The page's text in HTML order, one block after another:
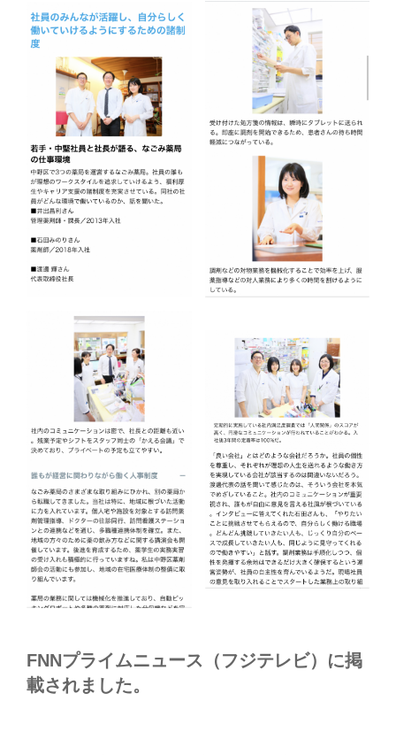
FNNプライムニュース（フジテレビ）に掲
載されました。